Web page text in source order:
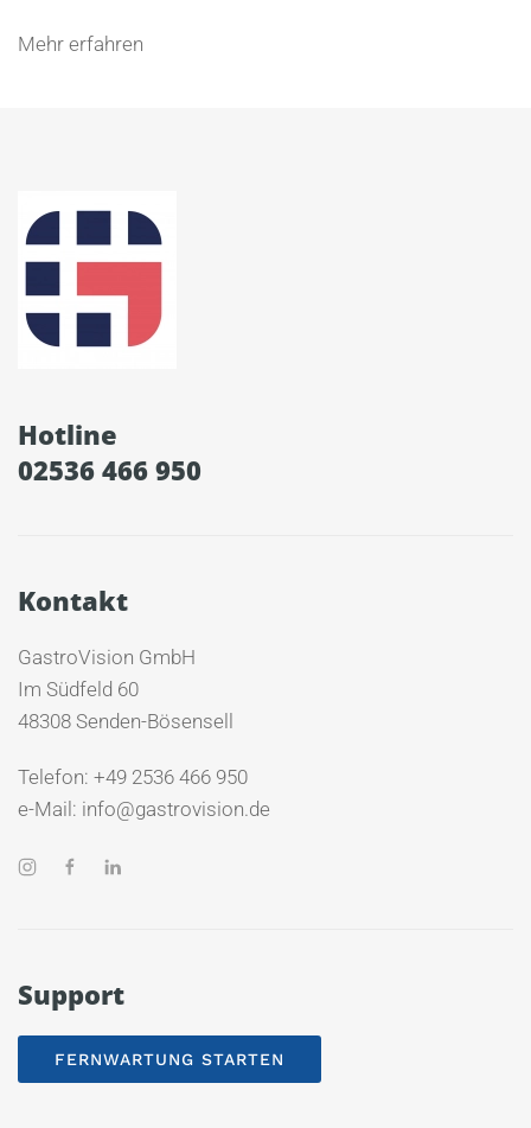
Mehr erfahren
Hotline
02536 466 950
Kontakt
GastroVision GmbH
Im Südfeld 60
48308 Senden-Bösensell
Telefon: +49 2536 466 950
e-Mail: info@gastrovision.de
Support
FERNWARTUNG STARTEN